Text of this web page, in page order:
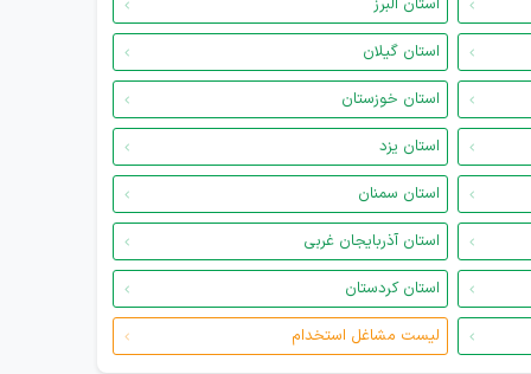
استان البرز
استان گیلان
استان خوزستان
استان یزد
استان سمنان
استان آذربایجان غربی
استان کردستان
لیست مشاغل استخدام